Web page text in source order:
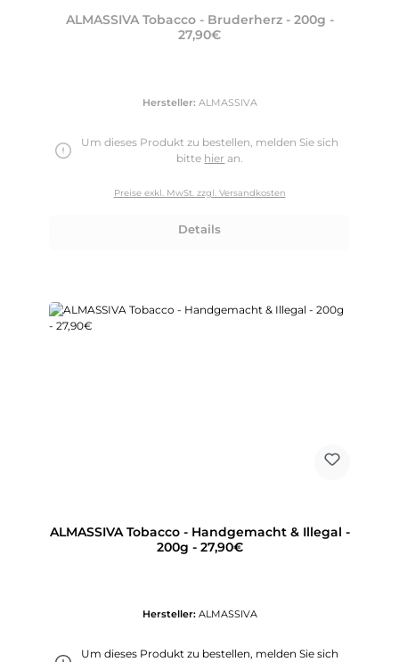
ALMASSIVA Tobacco - Bruderherz - 200g -
27,90€
Hersteller: ALMASSIVA
Um dieses Produkt zu bestellen, melden Sie sich
bitte hier an.
Preise exkl. MwSt. zzgl. Versandkosten
Details
ALMASSIVA Tobacco - Handgemacht & Illegal -
200g - 27,90€
Hersteller: ALMASSIVA
Um dieses Produkt zu bestellen, melden Sie sich